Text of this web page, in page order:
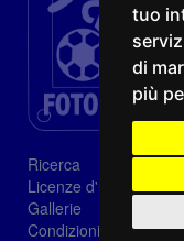
tuo
di
più
Ricerca
Licenze d'utilizzo
Gallerie
Condizioni di vendita